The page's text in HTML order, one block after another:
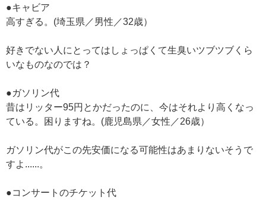
●キャビア
高すぎる。(埼玉県／男性／32歳）
好きでない人にとってはしょっぱくて生臭いツブツブくら
いなものなのでは？
●ガソリン代
昔はリッター95円とかだったのに、今はそれより高くなっ
ている。困りますね。(鹿児島県／女性／26歳）
ガソリン代がこの先安価になる可能性はあまりないそうで
すよ......。
●コンサートのチケット代